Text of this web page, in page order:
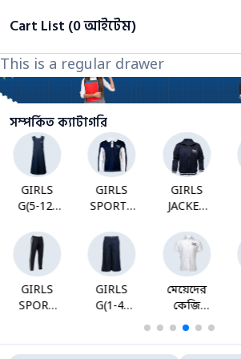
Category
সম্পর্কিত ক্যাটাগরি
GIRLS
G(5-12)
GIRLS
SPORTS
G(KG-12)
GIRLS
JACKET
GIRLS
SPORT
GIRLS
G(1-4)
মেয়েদের
কেজি
শার্ট
Products
ফিল্টার
This is a regular drawer
Cart List (0 আইটেম)
This is a regular drawer